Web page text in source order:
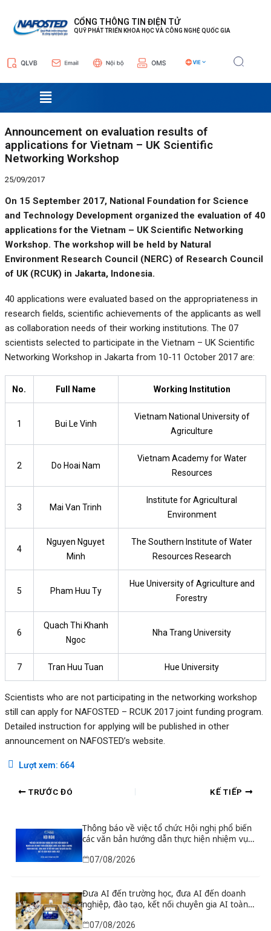
CỔNG THÔNG TIN ĐIỆN TỬ
QUỸ PHÁT TRIỂN KHOA HỌC VÀ CÔNG NGHỆ QUỐC GIA
Menu
Announcement on evaluation results of
applications for Vietnam – UK Scientific
Networking Workshop
25/09/2017
On 15 September 2017, National Foundation for Science
and Technology Development organized the evaluation of 40
applications for the Vietnam – UK Scientific Networking
Workshop. The workshop will be held by Natural
Environment Research Council (NERC) of Research Council
of UK (RCUK) in Jakarta, Indonesia.
40 applications were evaluated based on the appropriateness in
research fields, scientific achievements of the applicants as well
as collaboration needs of their working institutions. The 07
scientists selected to participate in the Vietnam – UK Scientific
Networking Workshop in Jakarta from 10-11 October 2017 are:
No. Full Name Working Institution
1 Bui Le Vinh
Vietnam National University of
Agriculture
2 Do Hoai Nam
Vietnam Academy for Water
Resources
3 Mai Van Trinh
Institute for Agricultural
Environment
4
Nguyen Nguyet
Minh
The Southern Institute of Water
Resources Research
5 Pham Huu Ty
Hue University of Agriculture and
Forestry
6
Quach Thi Khanh
Ngoc
Nha Trang University
7 Tran Huu Tuan Hue University
Scientists who are not participating in the networking workshop
still can apply for NAFOSTED – RCUK 2017 joint funding program.
Detailed instruction for applying will be published in other
announcement on NAFOSTED’s website.
Lượt xem: 664
hướng
bài
TRƯỚC ĐÓ KẾ TIẾP
Thông báo về việc tổ chức Hội nghị phổ biến
các văn bản hướng dẫn thực hiện nhiệm vụ
nghiên cứu và phát triển công nghệ chiến
lược thuộc Chương trình khoa học, công
07/08/2026
Đưa AI đến trường học, đưa AI đến doanh
nghiệp, đào tạo, kết nối chuyên gia AI toàn
cầu
07/08/2026